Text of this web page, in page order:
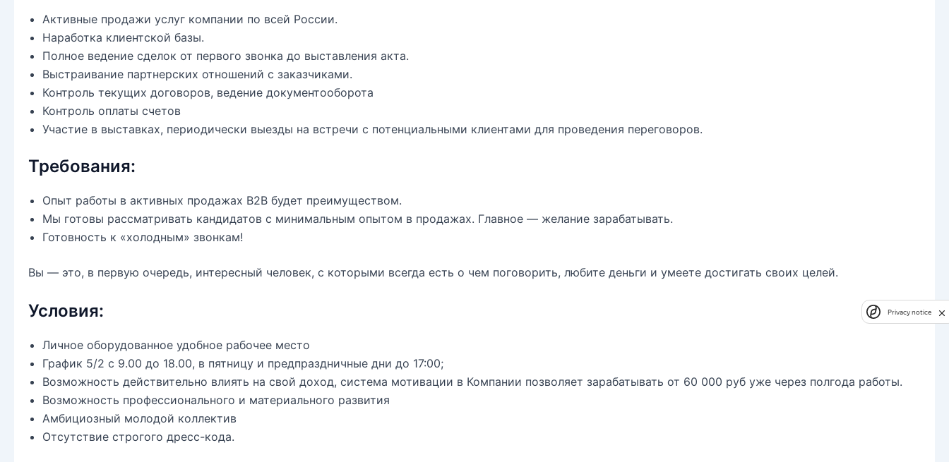
Активные продажи услуг компании по всей России.
Наработка клиентской базы.
Полное ведение сделок от первого звонка до выставления акта.
Выстраивание партнерских отношений с заказчиками.
Контроль текущих договоров, ведение документооборота
Контроль оплаты счетов
Участие в выставках, периодически выезды на встречи с потенциальными клиентами для проведения переговоров.
Требования:
Опыт работы в активных продажах B2B будет преимуществом.
Мы готовы рассматривать кандидатов с минимальным опытом в продажах. Главное — желание зарабатывать.
Готовность к «холодным» звонкам!
Вы — это, в первую очередь, интересный человек, с которыми всегда есть о чем поговорить, любите деньги и умеете достигать своих целей.
Условия:
Личное оборудованное удобное рабочее место
График 5/2 с 9.00 до 18.00, в пятницу и предпраздничные дни до 17:00;
Возможность действительно влиять на свой доход, система мотивации в Компании позволяет зарабатывать от 60 000 руб уже через полгода работы.
Возможность профессионального и материального развития
Амбициозный молодой коллектив
Отсутствие строгого дресс-кода.
Privacy notice